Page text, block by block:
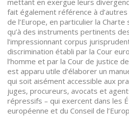
mettant en exergue leurs
fait également référence à
de l’Europe, en particulier la
qu’à des instruments pertinents
l’impressionnant corpus
discrimination établi par la Cour
l’homme et par la Cour de justice
est apparu utile d’élaborer un
qui soit aisément accessible aux
juges, procureurs, avocats et
répressifs – qui exercent dans les
européenne et du Conseil de